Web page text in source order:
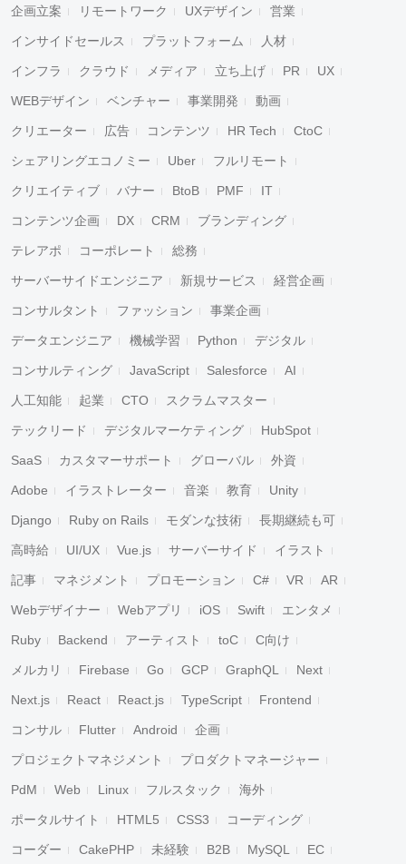
企画立案 リモートワーク UXデザイン 営業
インサイドセールス プラットフォーム 人材
インフラ クラウド メディア 立ち上げ PR UX
WEBデザイン ベンチャー 事業開発 動画
クリエーター 広告 コンテンツ HR Tech CtoC
シェアリングエコノミー Uber フルリモート
クリエイティブ バナー BtoB PMF IT
コンテンツ企画 DX CRM ブランディング
テレアポ コーポレート 総務
サーバーサイドエンジニア 新規サービス 経営企画
コンサルタント ファッション 事業企画
データエンジニア 機械学習 Python デジタル
コンサルティング JavaScript Salesforce AI
人工知能 起業 CTO スクラムマスター
テックリード デジタルマーケティング HubSpot
SaaS カスタマーサポート グローバル 外資
Adobe イラストレーター 音楽 教育 Unity
Django Ruby on Rails モダンな技術 長期継続も可
高時給 UI/UX Vue.js サーバーサイド イラスト
記事 マネジメント プロモーション C# VR AR
Webデザイナー Webアプリ iOS Swift エンタメ
Ruby Backend アーティスト toC C向け
メルカリ Firebase Go GCP GraphQL Next
Next.js React React.js TypeScript Frontend
コンサル Flutter Android 企画
プロジェクトマネジメント プロダクトマネージャー
PdM Web Linux フルスタック 海外
ポータルサイト HTML5 CSS3 コーディング
コーダー CakePHP 未経験 B2B MySQL EC